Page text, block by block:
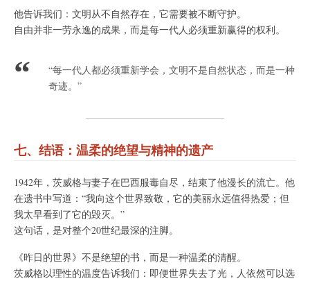
他告诉我们：文明从不自然存在，它需要被不断守护。
自由并非一劳永逸的成果，而是每一代人必须重新赢得的权利。
“每一代人都必须重新学会，文明不是自然状态，而是一种
奇迹。”
七、结语：温柔的绝望与精神的遗产
1942年，茨威格与妻子在巴西服毒自尽，结束了他漫长的流亡。他
在遗书中写道：“我向这个世界致敬，它的美丽永远值得热爱；但
我太早看到了它的毁灭。”
这句话，是对整个20世纪最深的注脚。
《昨日的世界》不是绝望的书，而是一种温柔的清醒。
茨威格以理性的温度告诉我们：即便世界失去了光，人依然可以选